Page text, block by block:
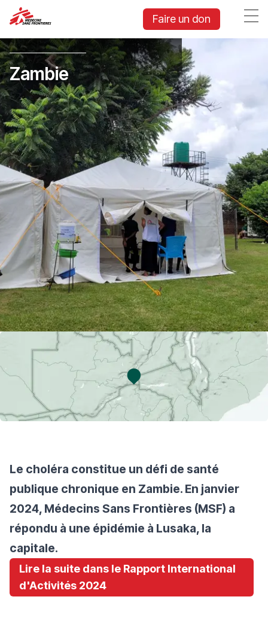
Faire un don
Zambie
Le choléra constitue un défi de santé
publique chronique en Zambie. En janvier
2024, Médecins Sans Frontières (MSF) a
répondu à une épidémie à Lusaka, la
capitale.
Lire la suite dans le Rapport International
d'Activités 2024